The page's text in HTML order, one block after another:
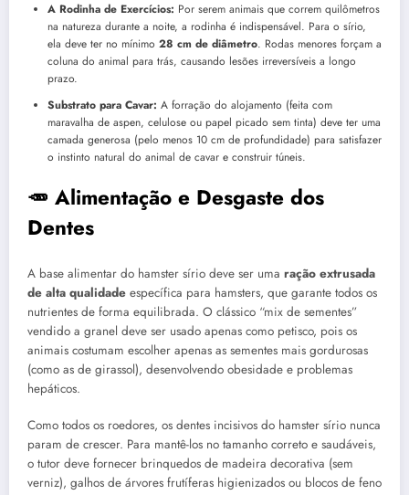
A Rodinha de Exercícios: Por serem animais que correm quilômetros
na natureza durante a noite, a rodinha é indispensável. Para o sírio,
ela deve ter no mínimo 28 cm de diâmetro. Rodas menores forçam a
coluna do animal para trás, causando lesões irreversíveis a longo
prazo.
Substrato para Cavar: A forração do alojamento (feita com
maravalha de aspen, celulose ou papel picado sem tinta) deve ter uma
camada generosa (pelo menos 10 cm de profundidade) para satisfazer
o instinto natural do animal de cavar e construir túneis.
🥕 Alimentação e Desgaste dos
Dentes
A base alimentar do hamster sírio deve ser uma ração extrusada
de alta qualidade específica para hamsters, que garante todos os
nutrientes de forma equilibrada. O clássico “mix de sementes”
vendido a granel deve ser usado apenas como petisco, pois os
animais costumam escolher apenas as sementes mais gordurosas
(como as de girassol), desenvolvendo obesidade e problemas
hepáticos.
Como todos os roedores, os dentes incisivos do hamster sírio nunca
param de crescer. Para mantê-los no tamanho correto e saudáveis,
o tutor deve fornecer brinquedos de madeira decorativa (sem
verniz), galhos de árvores frutíferas higienizados ou blocos de feno